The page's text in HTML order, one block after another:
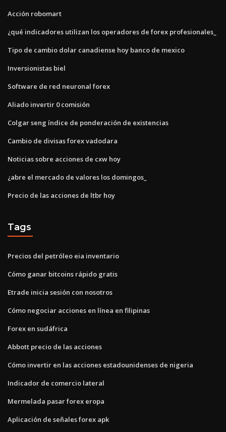
Acción robomart
¿qué indicadores utilizan los operadores de forex profesionales_
Tipo de cambio dolar canadiense hoy banco de mexico
Inversionistas biel
Software de red neuronal forex
Aliado invertir 0 comisión
Colgar seng índice de ponderación de existencias
Cambio de divisas forex vadodara
Noticias sobre acciones de cxw hoy
¿abre el mercado de valores los domingos_
Precio de las acciones de ltbr hoy
Tags
Precios del petróleo eia inventario
Cómo ganar bitcoins rápido gratis
Etrade inicia sesión con nosotros
Cómo negociar acciones en línea en filipinas
Forex en sudáfrica
Abbott precio de las acciones
Cómo invertir en las acciones estadounidenses de nigeria
Indicador de comercio lateral
Mermelada pasar forex eropa
Aplicación de señales forex apk